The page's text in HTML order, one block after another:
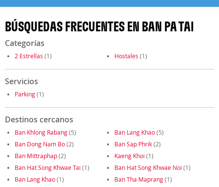
BÚSQUEDAS FRECUENTES EN BAN PA TAI
Categorías
2 Estrellas (1) Hostales (1)
Servicios
Parking(1)
Destinos cercanos
Ban Khlong Rabang(5) Ban Lang Khao(5)
Ban Dong Nam Bo(2) Ban Sap Phrik(2)
Ban Mittraphap(2) Kaeng Khoi (1)
Ban Hat Song Khwae Tai (1) Ban Hat Song Khwae Noi (1)
Ban Lang Khao(1) Ban Tha Maprang(1)